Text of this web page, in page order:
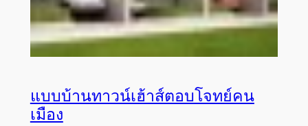
แบบบ้านทาวน์เฮ้าส์ตอบโจทย์คน
เมือง